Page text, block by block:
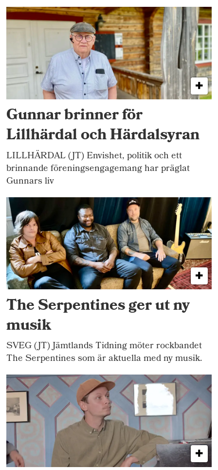
Gunnar brinner för
Lillhärdal och Härdalsyran
LILLHÄRDAL (JT) Envishet, politik och ett
brinnande föreningsengagemang har präglat
Gunnars liv
The Serpentines ger ut ny
musik
SVEG (JT) Jämtlands Tidning möter rockbandet
The Serpentines som är aktuella med ny musik.